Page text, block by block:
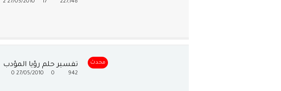
227,148
27/05/2010
2
محدث تفسير حلم رؤيا المؤدب
942
27/05/2010
0